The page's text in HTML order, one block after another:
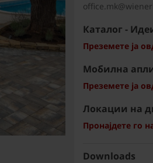
Каталог -
Преземете ја
Мобилна
Преземете ја
Локации на
Пронајдете го
Downloads